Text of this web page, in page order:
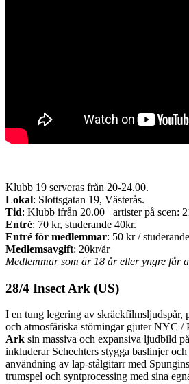
Klubb 19 serveras från 20-24.00.
Lokal: Slottsgatan 19, Västerås.
Tid: Klubb ifrån 20.00 artister på scen:
Entré: 70 kr, studerande 40kr.
Entré för medlemmar: 50 kr /
Medlemsavgift: 20kr/år
Medlemmar som är 18 år eller yngre får
28/4 Insect Ark (US)
I en tung legering av skräckfilmsljudspår,
och atmosfäriska störningar gjuter NYC /
Ark sin massiva och expansiva ljudbild
inkluderar Schechters stygga baslinjer
användning av lap-stålgitarr med
trumspel och syntprocessing med sina